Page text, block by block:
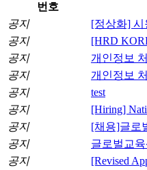
번호
공지
[정상화] 시
공지
[HRD
공지
개인정보
공지
개인정보
공지
test
공지
[Hiring]
공지
[채용]글로
공지
글로벌교
공지
[Revised